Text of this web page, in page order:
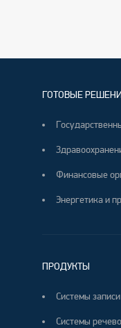
ГОТОВЫЕ
Финансовые
Энергетика и
ПРОДУКТЫ
Системы
Системы